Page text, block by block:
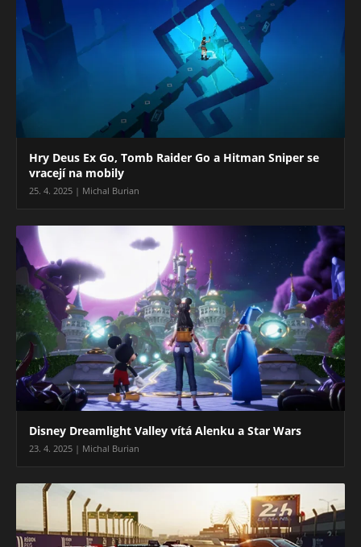
Hry Deus Ex Go, Tomb Raider Go a Hitman Sniper se
vracejí na mobily
25. 4. 2025 | Michal Burian
Disney Dreamlight Valley vítá Alenku a Star Wars
23. 4. 2025 | Michal Burian